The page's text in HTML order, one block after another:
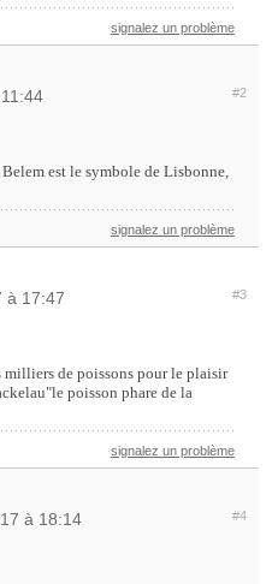
signalez un problème
#2
est le symbole de Lisbonne,
signalez un problème
à 17:47 #3
milliers de poissons pour le plaisir
poisson phare de la
signalez un problème
à 18:14 #4